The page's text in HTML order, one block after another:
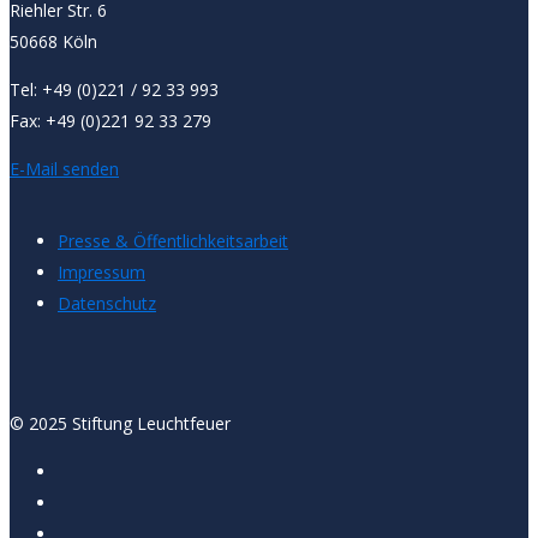
Riehler Str. 6
50668 Köln
Tel: +49 (0)221 / 92 33 993
Fax: +49 (0)221 92 33 279
E-Mail senden
Presse & Öffentlichkeitsarbeit
Impressum
Datenschutz
© 2025 Stiftung Leuchtfeuer